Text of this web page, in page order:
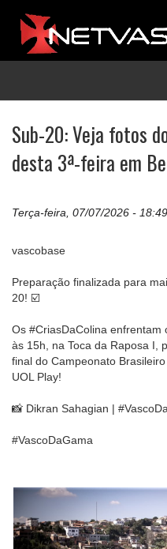
Sub-20: Veja fotos
desta 3ª-feira em
Terça-feira, 07/07/2026 - 18:49
vascobase
Preparação finalizada para
20! ☑️
Os #CriasDaColina
às 15h, na Toca da Raposa I,
final do Campeonato
UOL Play!
📸 Dikran Sahagian |
#VascoDaGama